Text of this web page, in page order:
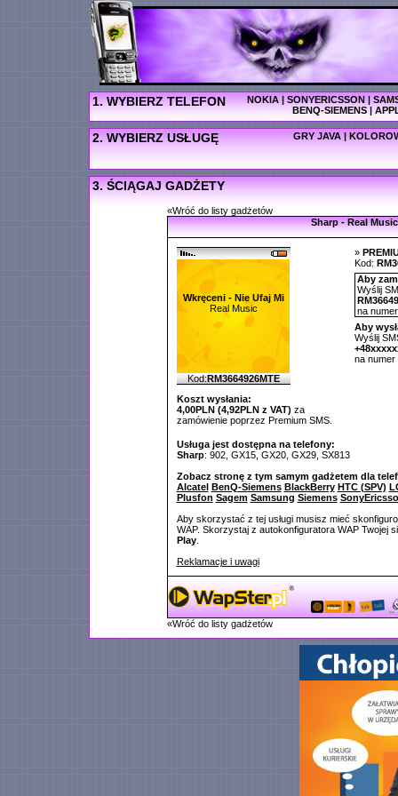
1. WYBIERZ TELEFON NOKIA|SONYERICSSON|
BENQ-SIEMENS|
2. WYBIERZ USŁUGĘ GRY JAVA |
3. ŚCIĄGAJ GADŻETY
«Wróć do listy gadżetów
Sharp - Real Music
Wkręceni - Nie Ufaj Mi
Real Music
Kod:RM3664926MTE
Koszt wysłania:
4,00PLN (4,92PLN z VAT) za
zamówienie poprzez Premium SMS.
»
Kod:
Aby
Wyślij
na
Aby
Wyślij
na numer
Usługa jest dostępna na telefony:
Sharp: 902, GX15, GX20, GX29, SX813
Zobacz stronę z tym samym gadżetem dla
Alcatel BenQ-Siemens BlackBerry HTC (SPV)
Plusfon Sagem Samsung Siemens
Aby skorzystać z tej usługi musisz mieć
WAP. Skorzystaj z autokonfiguratora WAP Twojej
Play.
Reklamacje i uwagi
«Wróć do listy gadżetów